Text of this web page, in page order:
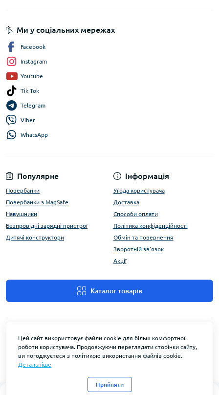
0
Популярне
Повербанки
Повербанки з MagSafe
Навушники
Безпровідні зарядні пристрої
Дитячі конструктори
Інформація
Угода користувача
Доставка
Способи оплати
Політика конфіденційності
Обмін та повернення
Зворотній зв'язок
Акції
Каталог товарів
Ми у соціальних мережах
Facebook
Instagram
Youtube
Tik Tok
Telegram
Viber
WhatsApp
Цей сайт використовує файли cookie для більш комфортної
роботи користувача. Продовжуючи переглядати сторінки сайту,
ви погоджуєтеся з політикою використання файлів cookie.
Детальніше
Прийняти